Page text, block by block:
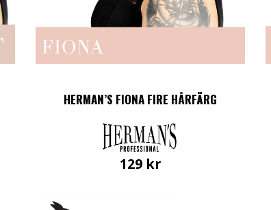
HERMAN’S FIONA FIRE HÅRFÄRG
129 kr